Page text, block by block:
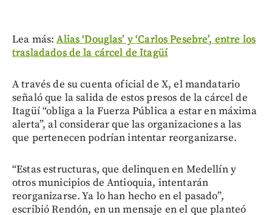
Lea más:Alias ‘Douglas’ y ‘Carlos Pesebre’, entre los
trasladados de la cárcel de Itagüí
A través de su cuenta oficial de X, el mandatario
señaló que la salida de estos presos de la cárcel de
Itagüí “obliga a la Fuerza Pública a estar en máxima
alerta”, al considerar que las organizaciones a las
que pertenecen podrían intentar reorganizarse.
“Estas estructuras, que delinquen en Medellín y
otros municipios de Antioquia, intentarán
reorganizarse. Ya lo han hecho en el pasado”,
escribió Rendón, en un mensaje en el que planteó